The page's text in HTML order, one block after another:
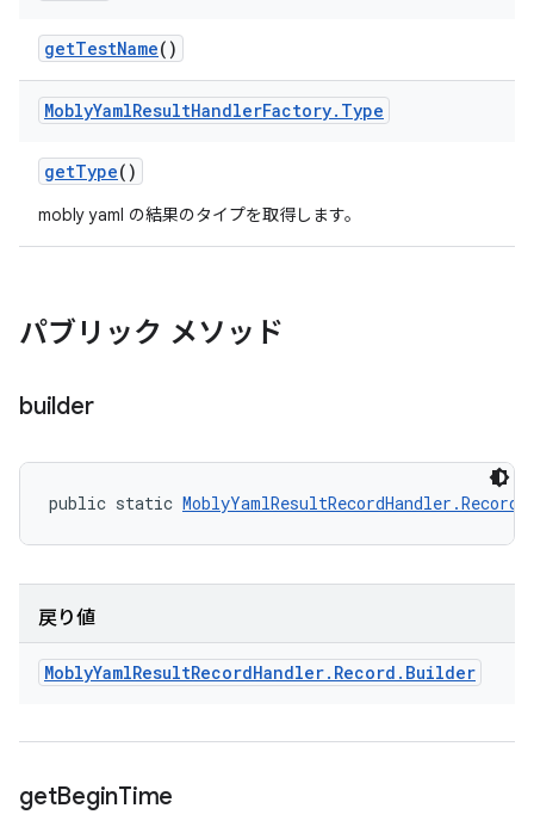
getTestName()
MoblyYamlResultHandlerFactory. Type
getType()
mobly yaml の結果のタイプを取得します。
パブリック メソッド
builder
public static
戻り値
MoblyYamlResultRecordHandler. Record . Builder
getBeginTime